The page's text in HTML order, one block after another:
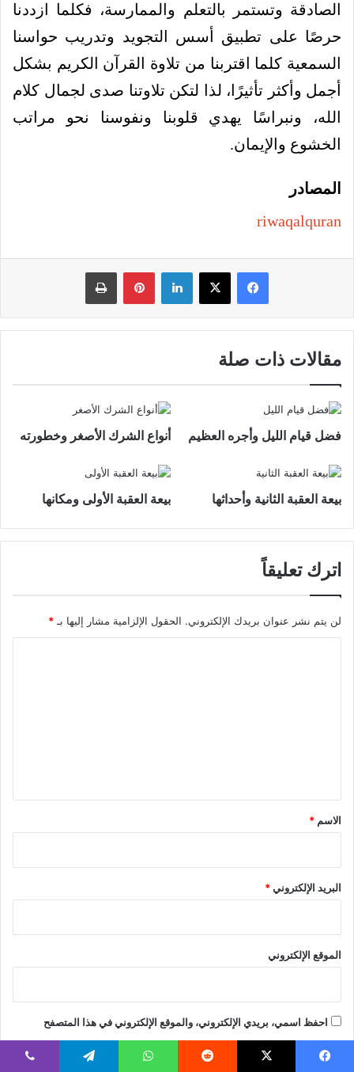
الصادقة وتستمر بالتعلم والممارسة، فكلما ازددنا
حرصًا على تطبيق أسس التجويد وتدريب حواسنا
السمعية كلما اقتربنا من تلاوة القرآن الكريم بشكل
أجمل وأكثر تأثيرًا، لذا لتكن تلاوتنا صدى لجمال كلام
الله، ونبراسًا يهدي قلوبنا ونفوسنا نحو مراتب
الخشوع والإيمان.
المصادر
riwaqalquran
فيسبوك لينكدإن بينتيريست
مقالات ذات صلة
فضل قيام الليل وأجره العظيم أنواع الشرك الأصغر وخطورته
بيعة العقبة الثانية وأحداثها بيعة العقبة الأولى ومكانها
اترك تعليقاً
لن يتم نشر عنوان بريدك الإلكتروني. الحقول الإلزامية مشار إليها بـ*
*
الاسم *
البريد الإلكتروني*
الموقع الإلكتروني
احفظ اسمي، بريدي الإلكتروني، والموقع الإلكتروني في هذا المتصفح
لاستخدامها المرة المقبلة في تعليقي.